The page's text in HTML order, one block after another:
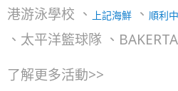
港游泳學校 、
上記海鮮 、 順利
、太平洋籃球隊 、
了解更多活動>>